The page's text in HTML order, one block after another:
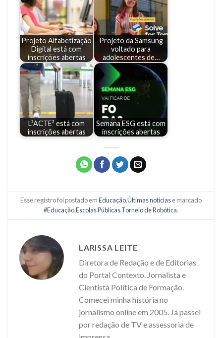
Projeto Alfabetização
Digital está com
inscrições abertas
Projeto da Samsung
voltado para
adolescentes de…
L²ACTE² está com
inscrições abertas
Semana ESG está com
inscrições abertas
Esse registro foi postado emEducação,Últimas notíciase marcado
#Educação,Escolas Públicas,Torneio de Robótica.
LARISSA LEITE
Diretora de Redação e de Editorias
do Portal Contexto. Jornalista e
Cientista Política de Formação.
Comecei minha história no
jornalismo online em 2005. Já passei
por redação de TV e assessoria de